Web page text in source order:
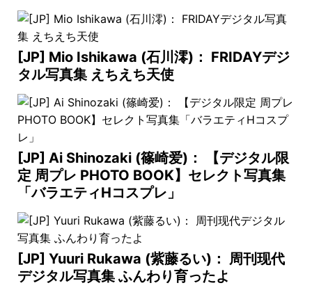
[JP] Mio Ishikawa (石川澪)： FRIDAYデジ
タル写真集 えちえち天使
[JP] Ai Shinozaki (篠崎爱)： 【デジタル限
定 周プレ PHOTO BOOK】セレクト写真集
「バラエティHコスプレ」
[JP] Yuuri Rukawa (紫藤るい)： 周刊现代
デジタル写真集 ふんわり育ったよ